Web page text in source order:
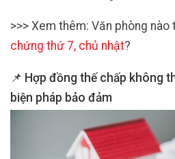
>>> Xem thêm: Văn phòng
chứng thứ 7, chủ nhật?
📌 Hợp đồng thế chấp không
biện pháp bảo đảm